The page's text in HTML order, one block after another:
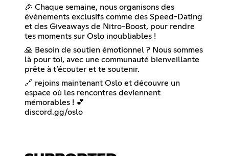
🎉 Chaque semaine, nous organisons des
événements exclusifs comme des Speed-Dating
et des Giveaways de Nitro-Boost, pour rendre
tes moments sur Oslo inoubliables !
🙏 Besoin de soutien émotionnel ? Nous sommes
là pour toi, avec une communauté bienveillante
prête à t’écouter et te soutenir.
🔗 rejoins maintenant Oslo et découvre un
espace où les rencontres deviennent
mémorables ! 💕
discord.gg/oslo